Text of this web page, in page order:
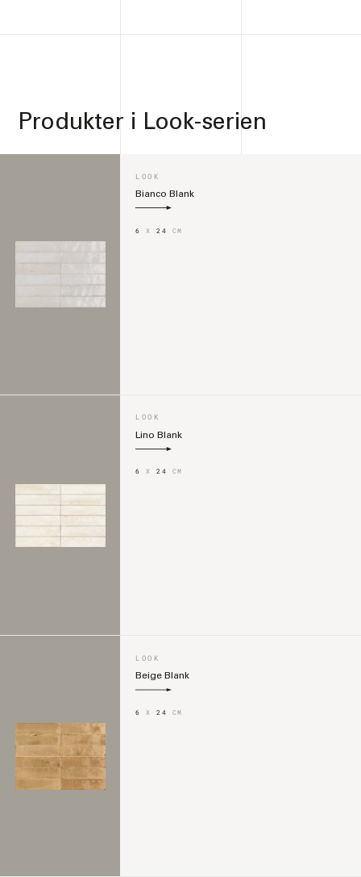
Produkter i Look-serien
LOOK
Bianco Blank
6X 24 CM
LOOK
Lino Blank
6X 24 CM
LOOK
Beige Blank
6X 24 CM